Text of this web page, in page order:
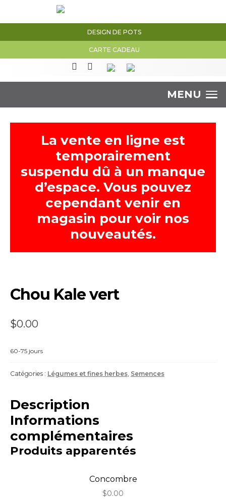
DESIGN DE POTS
CARTE CADEAU
MENU
La vente en ligne est
temporairement
suspendu dû à un manque
d’espace. Vous pouvez
cependant venir en
magasin pour voir nos
nouveautés.
Chou Kale vert
$0.00
60-75 jours
Catégories : Légumes et fines herbes, Semences
Description
Informations
complémentaires
Produits apparentés
Concombre
$0.00